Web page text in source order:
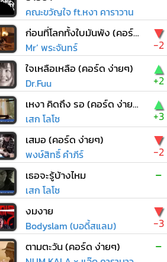
คณะขวัญใจ ft.หงา คาราวาน
ก่อนที่โลกทั้งใบมันพัง (คอร์ด ง่ายๆ)
Mr’ พระจันทร์
▼
-2
ใจเหลือเหลือ (คอร์ด ง่ายๆ)
Dr.Fuu
▲
+2
เหงา คิดถึง รอ (คอร์ด ง่ายๆ)
เสก โลโซ
▲
+3
เสมอ (คอร์ด ง่ายๆ)
พงษ์สิทธิ์ คำภีร์
▼
-2
เธอจะรู้บ้างไหม
เสก โลโซ
-
งมงาย
Bodyslam (บอดี้สแลม)
▼
-3
ตามตะวัน (คอร์ด ง่ายๆ) -